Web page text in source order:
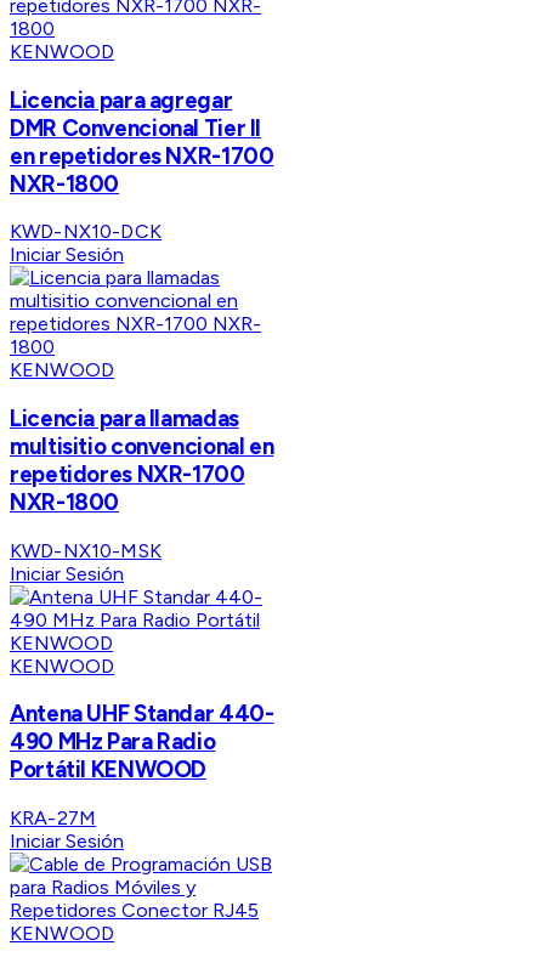
KENWOOD
Licencia para agregar
DMR Convencional Tier II
en repetidores NXR-1700
NXR-1800
KWD-NX10-DCK
Iniciar Sesión
KENWOOD
Licencia para llamadas
multisitio convencional en
repetidores NXR-1700
NXR-1800
KWD-NX10-MSK
Iniciar Sesión
KENWOOD
Antena UHF Standar 440-
490 MHz Para Radio
Portátil KENWOOD
KRA-27M
Iniciar Sesión
KENWOOD